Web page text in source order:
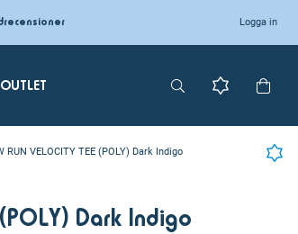
Logga in
OUTLET
RUN VELOCITY TEE (POLY) Dark Indigo
(POLY) Dark Indigo